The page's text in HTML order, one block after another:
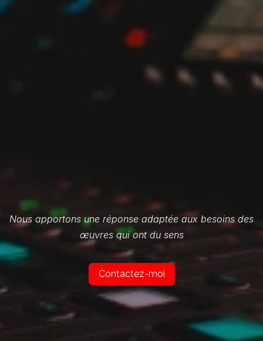
Nous apportons une réponse adaptée aux besoins des
œuvres qui ont du sens
Contactez-moi